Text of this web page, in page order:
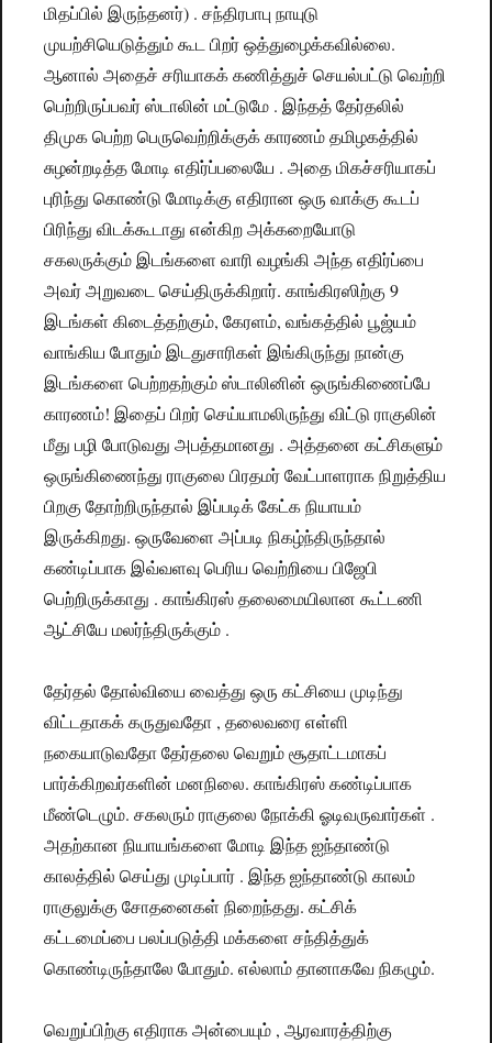
மிதப்பில் இருந்தனர்) . சந்திரபாபு நாயுடு
முயற்சியெடுத்தும் கூட பிறர் ஒத்துழைக்கவில்லை.
ஆனால் அதைச் சரியாகக் கணித்துச் செயல்பட்டு வெற்றி
பெற்றிருப்பவர் ஸ்டாலின் மட்டுமே . இந்தத் தேர்தலில்
திமுக பெற்ற பெருவெற்றிக்குக் காரணம் தமிழகத்தில்
சுழன்றடித்த மோடி எதிர்ப்பலையே . அதை மிகச்சரியாகப்
புரிந்து கொண்டு மோடிக்கு எதிரான ஒரு வாக்கு கூடப்
பிரிந்து விடக்கூடாது என்கிற அக்கறையோடு
சகலருக்கும் இடங்களை வாரி வழங்கி அந்த எதிர்ப்பை
அவர் அறுவடை செய்திருக்கிறார். காங்கிரஸிற்கு 9
இடங்கள் கிடைத்தற்கும், கேரளம், வங்கத்தில் பூஜ்யம்
வாங்கிய போதும் இடதுசாரிகள் இங்கிருந்து நான்கு
இடங்களை பெற்றதற்கும் ஸ்டாலினின் ஒருங்கிணைப்பே
காரணம்! இதைப் பிறர் செய்யாமலிருந்து விட்டு ராகுலின்
மீது பழி போடுவது அபத்தமானது . அத்தனை கட்சிகளும்
ஒருங்கிணைந்து ராகுலை பிரதமர் வேட்பாளராக நிறுத்திய
பிறகு தோற்றிருந்தால் இப்படிக் கேட்க நியாயம்
இருக்கிறது. ஒருவேளை அப்படி நிகழ்ந்திருந்தால்
கண்டிப்பாக இவ்வளவு பெரிய வெற்றியை பிஜேபி
பெற்றிருக்காது . காங்கிரஸ் தலைமையிலான கூட்டணி
ஆட்சியே மலர்ந்திருக்கும் .
தேர்தல் தோல்வியை வைத்து ஒரு கட்சியை முடிந்து
விட்டதாகக் கருதுவதோ , தலைவரை எள்ளி
நகையாடுவதோ தேர்தலை வெறும் சூதாட்டமாகப்
பார்க்கிறவர்களின் மனநிலை. காங்கிரஸ் கண்டிப்பாக
மீண்டெழும். சகலரும் ராகுலை நோக்கி ஓடிவருவார்கள் .
அதற்கான நியாயங்களை மோடி இந்த ஐந்தாண்டு
காலத்தில் செய்து முடிப்பார் . இந்த ஐந்தாண்டு காலம்
ராகுலுக்கு சோதனைகள் நிறைந்தது. கட்சிக்
கட்டமைப்பை பலப்படுத்தி மக்களை சந்தித்துக்
கொண்டிருந்தாலே போதும். எல்லாம் தானாகவே நிகழும்.
வெறுப்பிற்கு எதிராக அன்பையும் , ஆரவாரத்திற்கு